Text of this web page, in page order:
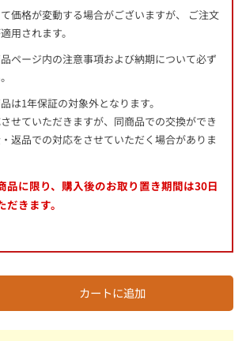
価格が変動する場合がございますが、 ご注文
用されます。
ページ内の注意事項および納期について必ず
は1年保証の対象外となります。
せていただきますが、同商品での交換ができ
返品での対応をさせていただく場合がありま
品に限り、購入後のお取り置き期間は30日
きます。
カートに追加